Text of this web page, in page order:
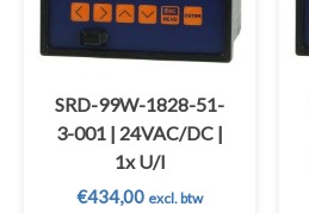
SRD-99W-1828-51-
3-001 | 24VAC/DC |
1x U/I
€434,00 excl. btw